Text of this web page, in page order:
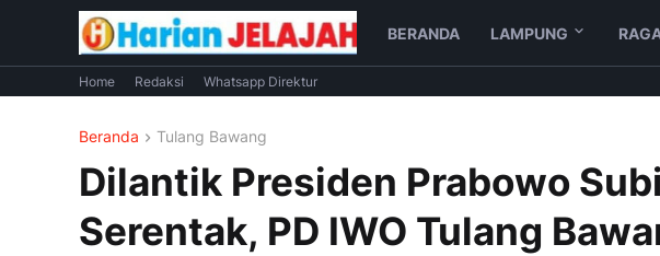
BERANDA LAMPUNG
Home Redaksi Whatsapp Direktur
Beranda Tulang Bawang
Dilantik Presiden Prabowo
Serentak, PD IWO Tulang